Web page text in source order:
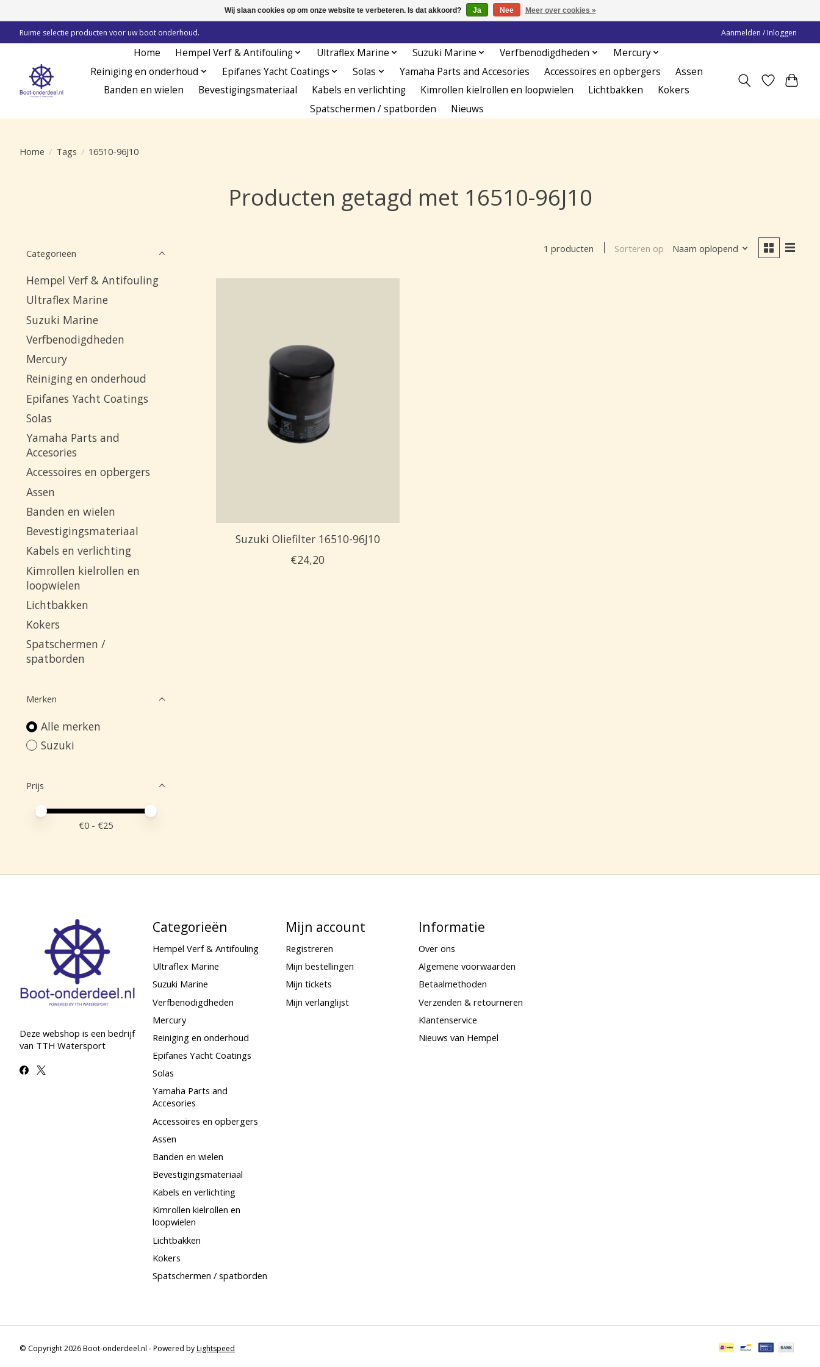
Ruime selectie producten voor uw boot onderhoud. Aanmelden / Inloggen
Home Hempel Verf & Antifouling Ultraflex Marine Suzuki Marine Verfbenodigdheden
Mercury
Reiniging en onderhoud
Epifanes Yacht Coatings Solas Yamaha Parts and Accesories Accessoires en opbergers
Assen
Banden en wielen
Bevestigingsmateriaal Kabels en verlichting Kimrollen kielrollen en loopwielen Lichtbakken
Kokers
Spatschermen / spatborden
Nieuws
Home / Tags / 16510-96J10
Producten getagd met 16510-96J10
Categorieën
Hempel Verf & Antifouling
Ultraflex Marine
Suzuki Marine
Verfbenodigdheden
Mercury
Reiniging en onderhoud
Epifanes Yacht Coatings
Solas
Yamaha Parts and
Accesories
Accessoires en opbergers
Assen
Banden en wielen
Bevestigingsmateriaal
Kabels en verlichting
Kimrollen kielrollen en
loopwielen
Lichtbakken
Kokers
Spatschermen /
spatborden
Merken
Alle merken
Suzuki
Prijs
Minimale prijswaarde
Price maximum value
€0 - €25
1 producten Sorteren op Naam oplopend
Suzuki Oliefilter 16510-96J10
€24,20
Deze webshop is een bedrijf
van TTH Watersport
Categorieën
Hempel Verf & Antifouling
Ultraflex Marine
Suzuki Marine
Verfbenodigdheden
Mercury
Reiniging en onderhoud
Epifanes Yacht Coatings
Solas
Yamaha Parts and
Accesories
Accessoires en opbergers
Assen
Banden en wielen
Bevestigingsmateriaal
Kabels en verlichting
Kimrollen kielrollen en
loopwielen
Lichtbakken
Kokers
Spatschermen / spatborden
Mijn account
Registreren
Mijn bestellingen
Mijn tickets
Mijn verlanglijst
Informatie
Over ons
Algemene voorwaarden
Betaalmethoden
Verzenden & retourneren
Klantenservice
Nieuws van Hempel
© Copyright 2026 Boot-onderdeel.nl - Powered byLightspeed
Wij slaan cookies op om onze website te verbeteren. Is dat akkoord? Ja Nee Meer over cookies »